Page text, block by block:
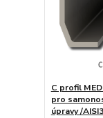
C profil
pro
úpravy /